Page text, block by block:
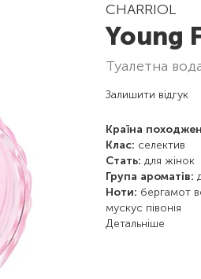
CHARRIOL
Young
туалетна
Залишити відгук
Країна
Клас: селектив
Стать: для жінок
Група ароматів:
Ноти: бергамот
мускус півонія
Детальніше